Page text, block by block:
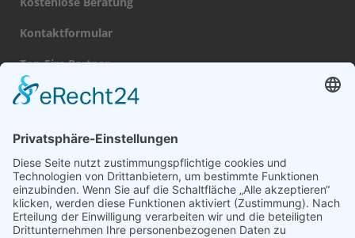
Kontaktformular
Top-Fire Partner
Datenschutz
Navigation
Gas Kamin